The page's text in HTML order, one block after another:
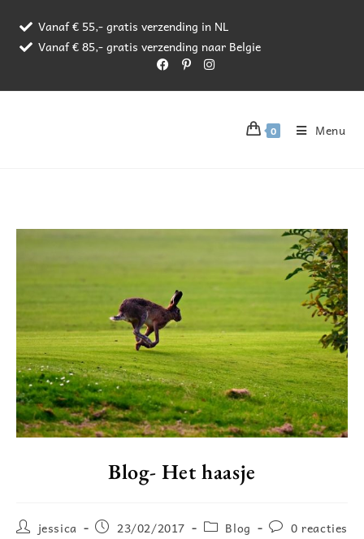
Vanaf € 55,- gratis verzending in NL
Vanaf € 85,- gratis verzending naar Belgie
0 Menu
Blog- Het haasje
jessica 23/02/2017 Blog 0 reacties